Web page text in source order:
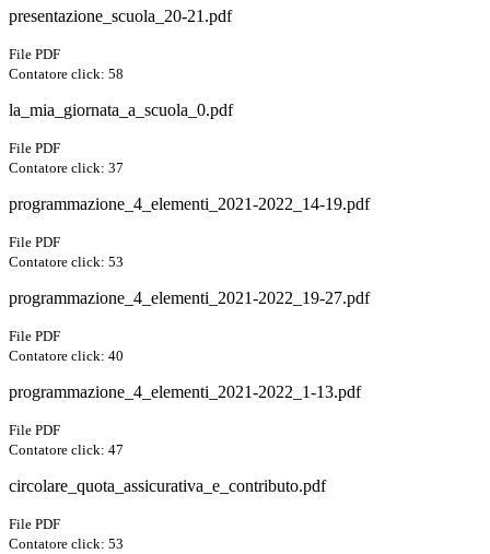
presentazione_scuola_20-21.pdf
File PDF
Contatore click: 58
la_mia_giornata_a_scuola_0.pdf
File PDF
Contatore click: 37
programmazione_4_elementi_2021-2022_14-19.pdf
File PDF
Contatore click: 53
programmazione_4_elementi_2021-2022_19-27.pdf
File PDF
Contatore click: 40
programmazione_4_elementi_2021-2022_1-13.pdf
File PDF
Contatore click: 47
circolare_quota_assicurativa_e_contributo.pdf
File PDF
Contatore click: 53